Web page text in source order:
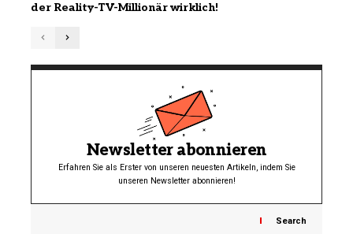
der Reality-TV-Millionär wirklich!
Newsletter abonnieren
Erfahren Sie als Erster von unseren neuesten Artikeln, indem Sie
unseren Newsletter abonnieren!
Search